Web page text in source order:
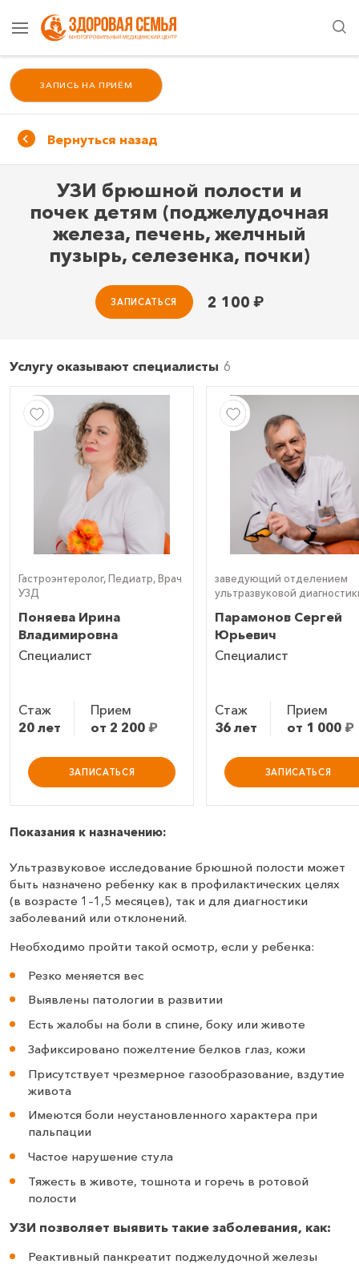
ЗАПИСЬ НА ПРИЁМ
Вернуться назад
УЗИ брюшной полости и
почек детям (поджелудочная
железа, печень, желчный
пузырь, селезенка, почки)
2 100 ₽
ЗАПИСАТЬСЯ
Услугу оказывают специалисты
Гастроэнтеролог, Педиатр, Врач
УЗД
Поняева Ирина
Владимировна
Специалист
Стаж
20 лет
Прием
от 2 200 ₽
ЗАПИСАТЬСЯ
заведующий отделением
ультразвуковой
Парамонов Сергей
Юрьевич
Специалист
Стаж
36 лет
Прием
от 1 000 ₽
ЗАПИСАТЬСЯ
Показания к назначению:
Ультразвуковое исследование брюшной полости может
быть назначено ребенку как в профилактических целях
(в возрасте 1–1,5 месяцев), так и для диагностики
заболеваний или отклонений.
Необходимо пройти такой осмотр, если у ребенка:
Резко меняется вес
Выявлены патологии в развитии
Есть жалобы на боли в спине, боку или животе
Зафиксировано пожелтение белков глаз, кожи
Присутствует чрезмерное газообразование, вздутие
живота
Имеются боли неустановленного характера при
пальпации
Частое нарушение стула
Тяжесть в животе, тошнота и горечь в ротовой
полости
УЗИ позволяет выявить такие заболевания, как:
Реактивный панкреатит поджелудочной железы